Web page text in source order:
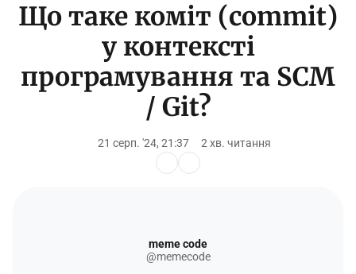
Що таке коміт (commit)
у контексті
програмування та SCM
/ Git?
21 серп. '24, 21:37 2 хв. читання
meme code
@memecode